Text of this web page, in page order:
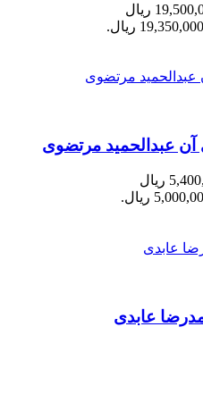
قیمت اصلی: 19,500,000 ریال
عبدالحمید مرتضوی
قیمت اصلی: 5,400,000 ریال
عابدی